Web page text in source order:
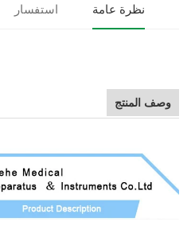
نظرة عامة استفسار
وصف المنتج